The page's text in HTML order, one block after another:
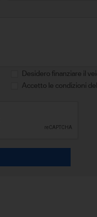
Desidero finanziare il
Accetto le condizioni